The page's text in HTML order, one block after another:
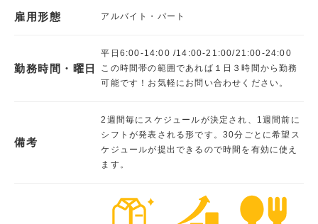
雇用形態 アルバイト・パート
勤務時間・曜日
平日6:00-14:00 /14:00-21:00/21:00-24:00
この時間帯の範囲であれば１日３時間から勤務
可能です！お気軽にお問い合わせください。
備考
2週間毎にスケジュールが決定され、1週間前に
シフトが発表される形です。30分ごとに希望ス
ケジュールが提出できるので時間を有効に使え
ます。